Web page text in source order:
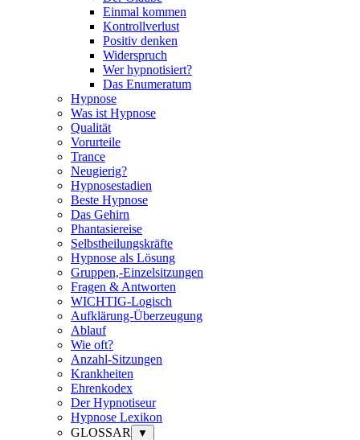
Einmal kommen
Kontrollverlust
Positiv denken
Widerspruch
Wer hypnotisiert?
Das Enumeratum
Hypnose
Was ist Hypnose
Qualität
Vorurteile
Trance
Neugierig?
Hypnosestadien
Beste Hypnose
Das Gehirn
Phantasiereise
Selbstheilungskräfte
Hypnose als Lösung
Gruppen,-Einzelsitzungen
Fragen & Antworten
WICHTIG-Logisch
Aufklärung-Überzeugung
Ablauf
Wie oft?
Anzahl-Sitzungen
Krankheiten
Ehrenkodex
Der Hypnotiseur
Hypnose Lexikon
GLOSSAR
▼